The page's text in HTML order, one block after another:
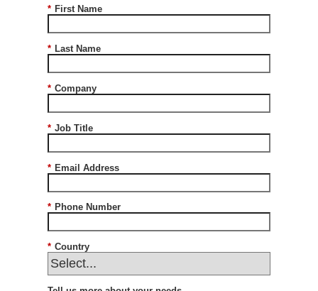
* First Name
* Last Name
* Company
* Job Title
* Email Address
* Phone Number
* Country